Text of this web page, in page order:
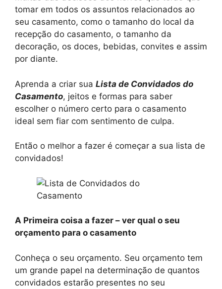
tomar em todos os assuntos relacionados ao
seu casamento, como o tamanho do local da
recepção do casamento, o tamanho da
decoração, os doces, bebidas, convites e assim
por diante.
Aprenda a criar sua Lista de Convidados do
Casamento, jeitos e formas para saber
escolher o número certo para o casamento
ideal sem fiar com sentimento de culpa.
Então o melhor a fazer é começar a sua lista de
convidados!
A Primeira coisa a fazer – ver qual o seu
orçamento para o casamento
Conheça o seu orçamento. Seu orçamento tem
um grande papel na determinação de quantos
convidados estarão presentes no seu